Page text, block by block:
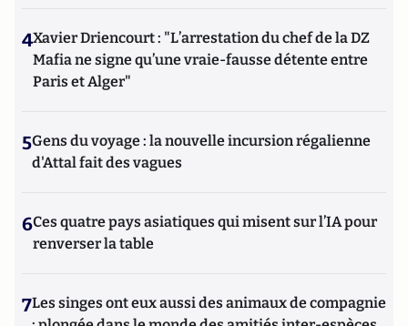
4Xavier Driencourt : "L’arrestation du chef de la DZ
Mafia ne signe qu’une vraie-fausse détente entre
Paris et Alger"
5Gens du voyage : la nouvelle incursion régalienne
d'Attal fait des vagues
6Ces quatre pays asiatiques qui misent sur l’IA pour
renverser la table
7Les singes ont eux aussi des animaux de compagnie